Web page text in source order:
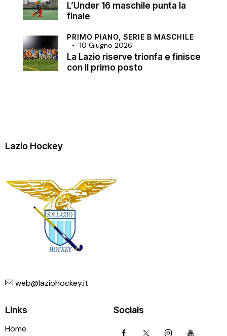
L’Under 16 maschile punta la
finale
PRIMO PIANO, SERIE B MASCHILE
10 Giugno 2026
La Lazio riserve trionfa e finisce
con il primo posto
Lazio Hockey
web@laziohockey.it
Links
Home
Socials